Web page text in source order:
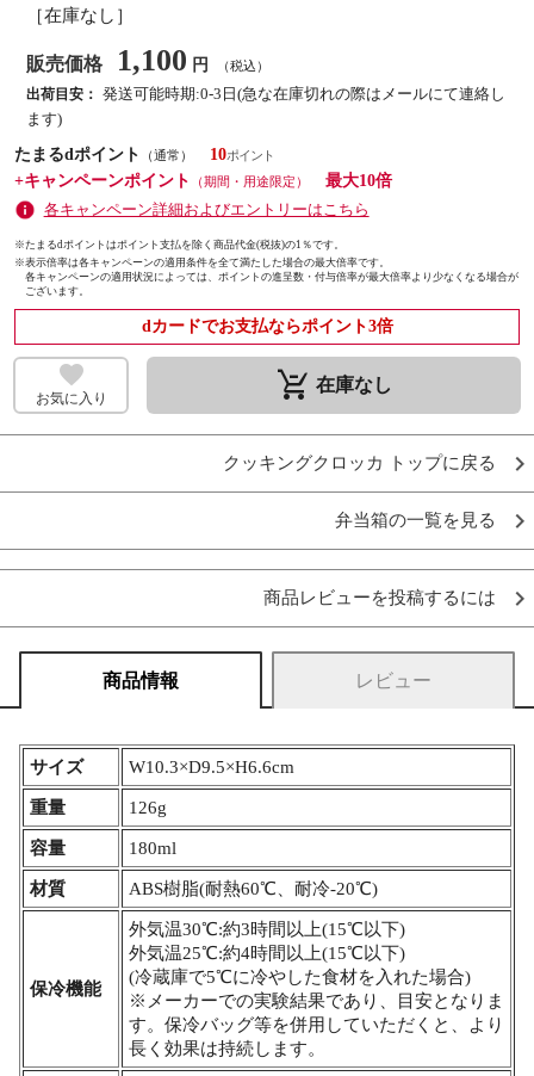
［在庫なし］
販売価格 1,100 円 （税込）
出荷目安： 発送可能時期:0-3日(急な在庫切れの際はメールにて連絡し
ます)
たまるdポイント
（通常）
10
+キャンペーンポイント
（期間・用途限定）
最大10倍
各キャンペーン詳細およびエントリーはこちら
※たまるdポイントはポイント支払を除く商品代金(税抜)の1％です。
※表示倍率は各キャンペーンの適用条件を全て満たした場合の最大倍率です。
各キャンペーンの適用状況によっては、ポイントの進呈数・付与倍率が最大倍率より少なくなる場合が
ございます。
dカードでお支払ならポイント3倍
お気に入り remove_shopping_cart 在庫なし
クッキングクロッカ トップに戻る
弁当箱の一覧を見る
商品レビューを投稿するには
商品情報 レビュー
サイズ W10.3×D9.5×H6.6cm
重量 126g
容量 180ml
材質 ABS樹脂(耐熱60℃、耐冷-20℃)
保冷機能
外気温30℃:約3時間以上(15℃以下)
外気温25℃:約4時間以上(15℃以下)
(冷蔵庫で5℃に冷やした食材を入れた場合)
※メーカーでの実験結果であり、目安となりま
す。保冷バッグ等を併用していただくと、より
長く効果は持続します。